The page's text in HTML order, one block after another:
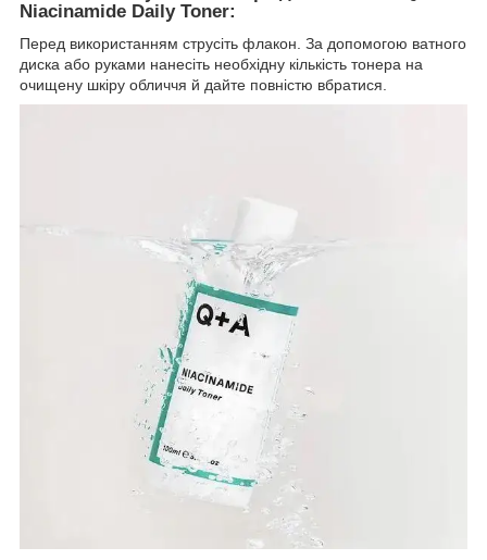
Niacinamide Daily Toner:
Перед використанням струсіть флакон. За допомогою ватного
диска або руками нанесіть необхідну кількість тонера на
очищену шкіру обличчя й дайте повністю вбратися.